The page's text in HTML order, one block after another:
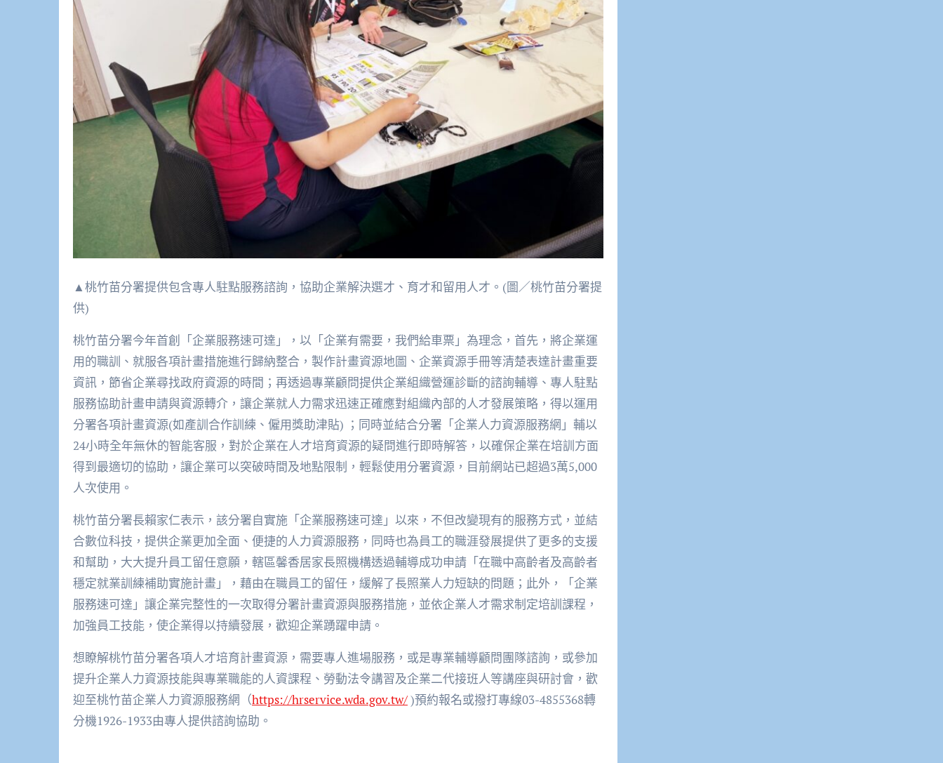
▲桃竹苗分署提供包含專人駐點服務諮詢，協助企業解決選才、育才和留用人才。(圖／桃竹苗分署提
供)
桃竹苗分署今年首創「企業服務速可達」，以「企業有需要，我們給車票」為理念，首先，將企業運
用的職訓、就服各項計畫措施進行歸納整合，製作計畫資源地圖、企業資源手冊等清楚表達計畫重要
資訊，節省企業尋找政府資源的時間；再透過專業顧問提供企業組織營運診斷的諮詢輔導、專人駐點
服務協助計畫申請與資源轉介，讓企業就人力需求迅速正確應對組織內部的人才發展策略，得以運用
分署各項計畫資源(如產訓合作訓練、僱用獎助津貼) ；同時並結合分署「企業人力資源服務網」輔以
24小時全年無休的智能客服，對於企業在人才培育資源的疑問進行即時解答，以確保企業在培訓方面
得到最適切的協助，讓企業可以突破時間及地點限制，輕鬆使用分署資源，目前網站已超過3萬5,000
人次使用。
桃竹苗分署長賴家仁表示，該分署自實施「企業服務速可達」以來，不但改變現有的服務方式，並結
合數位科技，提供企業更加全面、便捷的人力資源服務，同時也為員工的職涯發展提供了更多的支援
和幫助，大大提升員工留任意願，轄區馨香居家長照機構透過輔導成功申請「在職中高齡者及高齡者
穩定就業訓練補助實施計畫」，藉由在職員工的留任，緩解了長照業人力短缺的問題；此外，「企業
服務速可達」讓企業完整性的一次取得分署計畫資源與服務措施，並依企業人才需求制定培訓課程，
加強員工技能，使企業得以持續發展，歡迎企業踴躍申請。
想瞭解桃竹苗分署各項人才培育計畫資源，需要專人進場服務，或是專業輔導顧問團隊諮詢，或參加
提升企業人力資源技能與專業職能的人資課程、勞動法令講習及企業二代接班人等講座與研討會，歡
迎至桃竹苗企業人力資源服務網（https://hrservice.wda.gov.tw/)預約報名或撥打專線03-4855368轉
分機1926-1933由專人提供諮詢協助。